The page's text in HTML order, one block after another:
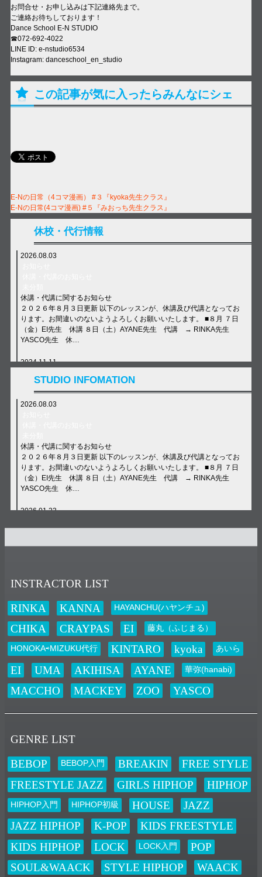
お問合せ・お申し込みは下記連絡先まで。
ご連絡お待ちしております！
Dance School E-N STUDIO
☎︎072-692-4022
LINE ID: e-nstudio6534
Instagram: danceschool_en_studio
この記事が気に入ったらみんなにシェ
E-Nの日常（4コマ漫画） #３『kyoka先生クラス』
E-Nの日常(4コマ漫画) #５『みおっち先生クラス』
休校・代行情報
2026.08.03
休講・代講に関するお知らせ
２０２６年８月３日更新 以下のレッスンが、休講及び代講となってお
ります。お間違いのないようよろしくお願いいたします。 ■８月 ７日
（金）EI先生 休講 ８日（土）AYANE先生 代講 → RINKA先生
YASCO先生 休…
2024.11.11
休講・代講のお知らせ
未分類
年末年始について
STUDIO INFOMATION
2026.08.03
休講・代講に関するお知らせ
２０２６年８月３日更新 以下のレッスンが、休講及び代講となってお
ります。お間違いのないようよろしくお願いいたします。 ■８月 ７日
（金）EI先生 休講 ８日（土）AYANE先生 代講 → RINKA先生
YASCO先生 休…
2026.01.23
大阪市城東区鴫野西２-１-２１
2026.01.01
E–Nニュース
お知らせ
未分類
謹賀新年
新年あけましておめでとうございます 旧年中は大変お世話になり 誠
に有難うございました 本年も一つずつの「縁」を大切に ダンスを通じ
て沢山の笑顔と感動をクリエイトして参りますので 本年も変わらず
ご指導ご鞭撻のほど 宜しく…
2025.11.07
お知らせ
未分類
NEW LESSON スタート！！
POPの要素を取り入れた独自のHIPHOPスタイル「KANNA」による、
キッズ（中学生まで）を対象としたクラスがスタート致します！ お申
し込み先着７名様に、11/29、12/6の２回分のチケットプレゼント！ 本
日（11…
2025.11.01
E–Nニュース
お知らせ
未分類
E-Nハロウィンダンスコンテスト結果発表！！
２０２５年E-Nハロウィンダンスコンテスト！！ 個性豊かな９作品のエ
INSTRACTOR LIST
RINKA KANNA HAYANCHU(ハヤンチュ)
CHIKA CRAYPAS EI 藤丸（ふじまる）
HONOKA⇨MIZUKU代行 KINTARO kyoka あいら
EI UMA AKIHISA AYANE 華弥(hanabi)
MACCHO MACKEY ZOO YASCO
GENRE LIST
BEBOP BEBOP入門 BREAKIN
FREE STYLE
FREESTYLE JAZZ
GIRLS HIPHOP HIPHOP
HIPHOP入門 HIPHOP初級 HOUSE
JAZZ
JAZZ HIPHOP
K-POP
KIDS FREESTYLE
KIDS HIPHOP
LOCK LOCK入門
POP
SOUL&WAACK
STYLE HIPHOP WAACK